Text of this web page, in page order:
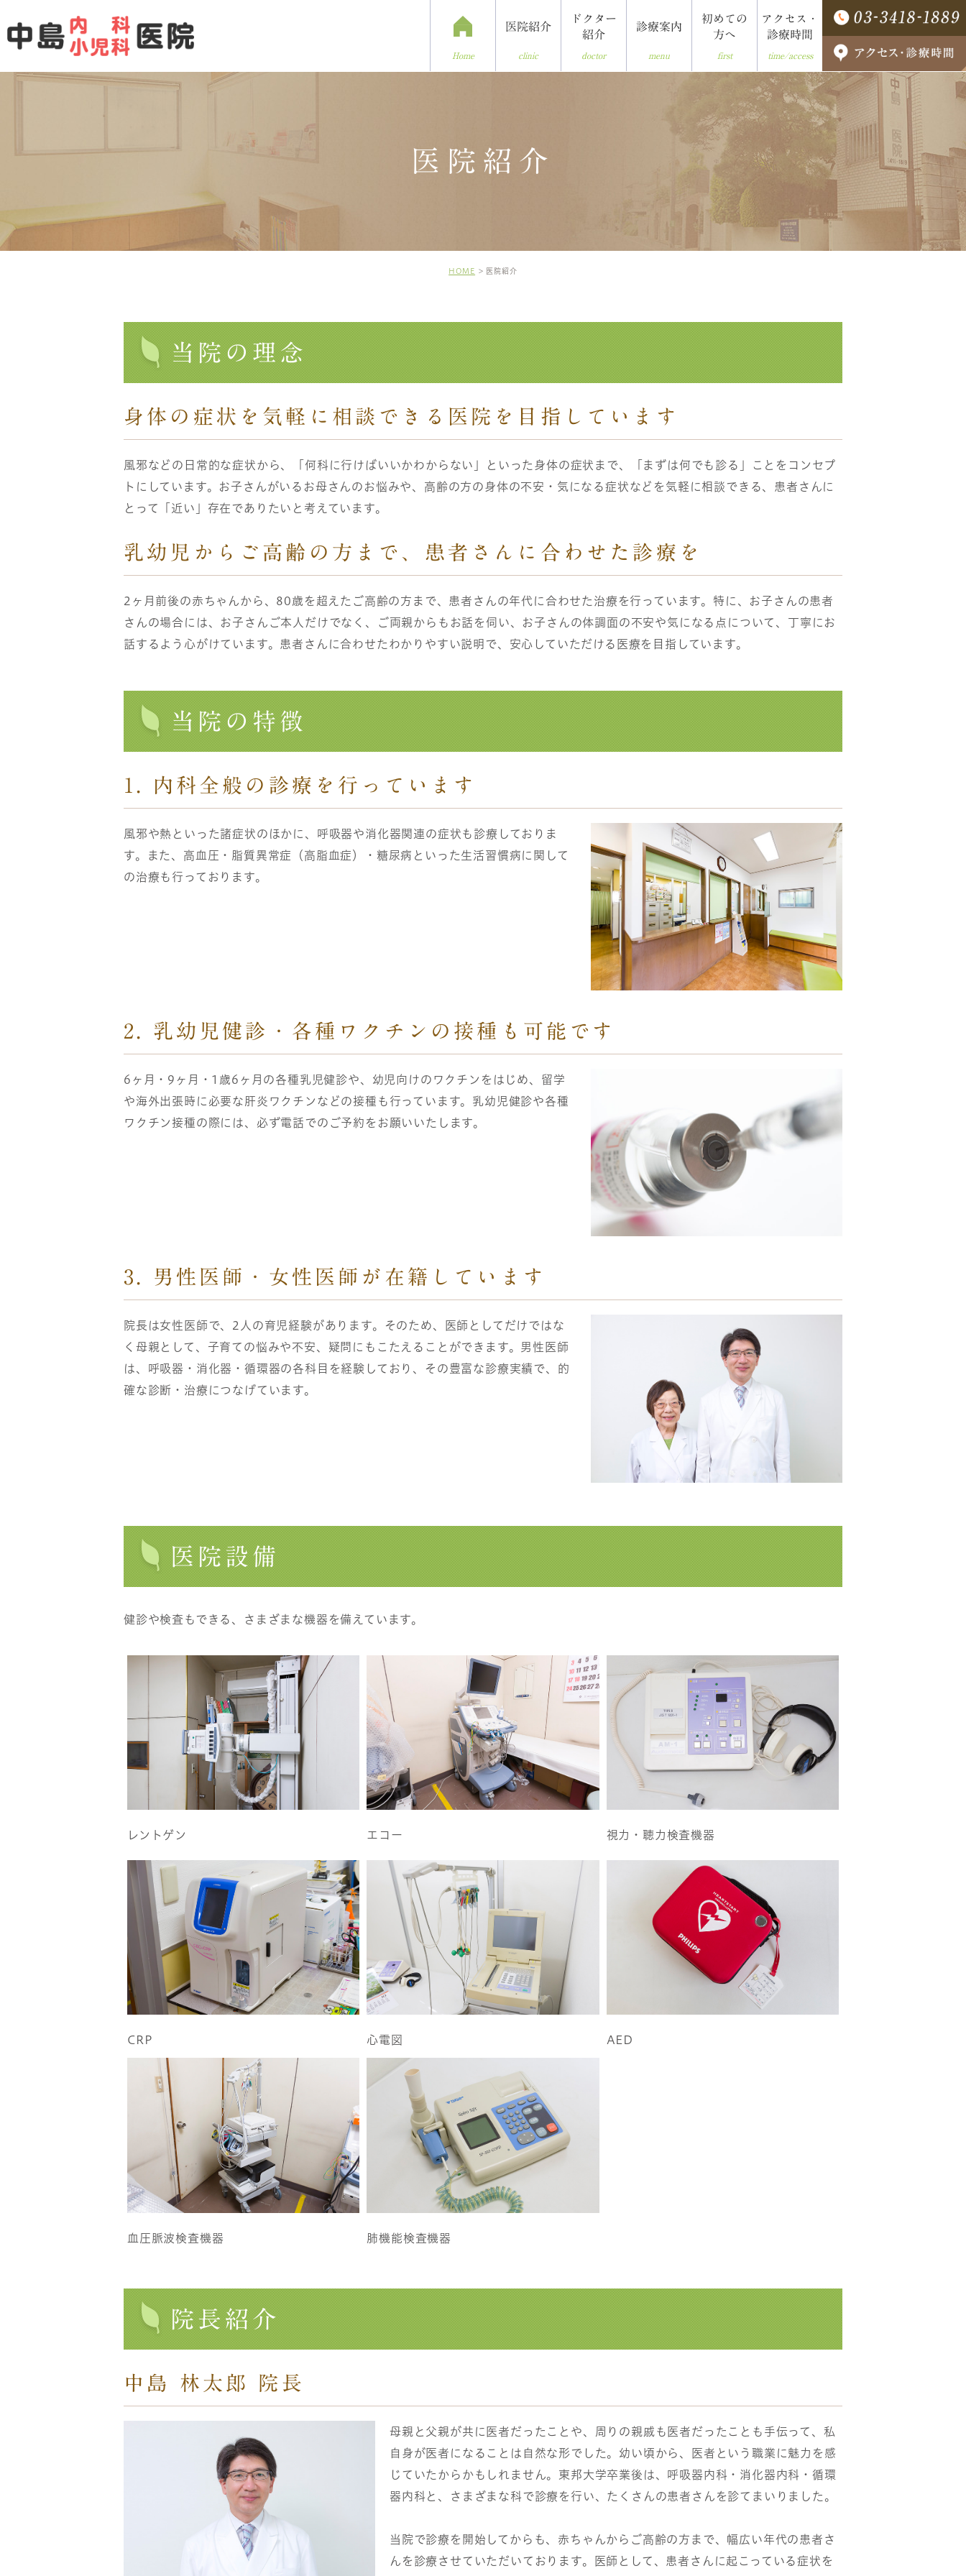
Home
医院紹介
clinic
当院の理念 当院の特徴 医院紹介
ドクター
紹介
doctor
診療案内
menu
小児科 予防接種 乳幼児健診
初めての
方へ
first
アクセス・
診療時間
time/access
医院紹介
HOME 医院紹介
当院の理念
身体の症状を気軽に相談できる医院を目指しています
風邪などの日常的な症状から、「何科に行けばいいかわからない」といった身体の症状まで、「まずは何でも診る」ことをコンセプ
トにしています。お子さんがいるお母さんのお悩みや、高齢の方の身体の不安・気になる症状などを気軽に相談できる、患者さんに
とって「近い」存在でありたいと考えています。
乳幼児からご高齢の方まで、患者さんに合わせた診療を
2ヶ月前後の赤ちゃんから、80歳を超えたご高齢の方まで、患者さんの年代に合わせた治療を行っています。特に、お子さんの患者
さんの場合には、お子さんご本人だけでなく、ご両親からもお話を伺い、お子さんの体調面の不安や気になる点について、丁寧にお
話するよう心がけています。患者さんに合わせたわかりやすい説明で、安心していただける医療を目指しています。
当院の特徴
1. 内科全般の診療を行っています
風邪や熱といった諸症状のほかに、呼吸器や消化器関連の症状も診療しておりま
す。また、高血圧・脂質異常症（高脂血症）・糖尿病といった生活習慣病に関して
の治療も行っております。
2. 乳幼児健診・各種ワクチンの接種も可能です
6ヶ月・9ヶ月・1歳6ヶ月の各種乳児健診や、幼児向けのワクチンをはじめ、留学
や海外出張時に必要な肝炎ワクチンなどの接種も行っています。乳幼児健診や各種
ワクチン接種の際には、必ず電話でのご予約をお願いいたします。
3. 男性医師・女性医師が在籍しています
院長は女性医師で、2人の育児経験があります。そのため、医師としてだけではな
く母親として、子育ての悩みや不安、疑問にもこたえることができます。男性医師
は、呼吸器・消化器・循環器の各科目を経験しており、その豊富な診療実績で、的
確な診断・治療につなげています。
医院設備
健診や検査もできる、さまざまな機器を備えています。
レントゲン エコー 視力・聴力検査機器
CRP 心電図 AED
血圧脈波検査機器 肺機能検査機器
院長紹介
中島 林太郎 院長
母親と父親が共に医者だったことや、周りの親戚も医者だったことも手伝って、私
自身が医者になることは自然な形でした。幼い頃から、医者という職業に魅力を感
じていたからかもしれません。東邦大学卒業後は、呼吸器内科・消化器内科・循環
器内科と、さまざまな科で診療を行い、たくさんの患者さんを診てまいりました。
当院で診療を開始してからも、赤ちゃんからご高齢の方まで、幅広い年代の患者さ
んを診療させていただいております。医師として、患者さんに起こっている症状を